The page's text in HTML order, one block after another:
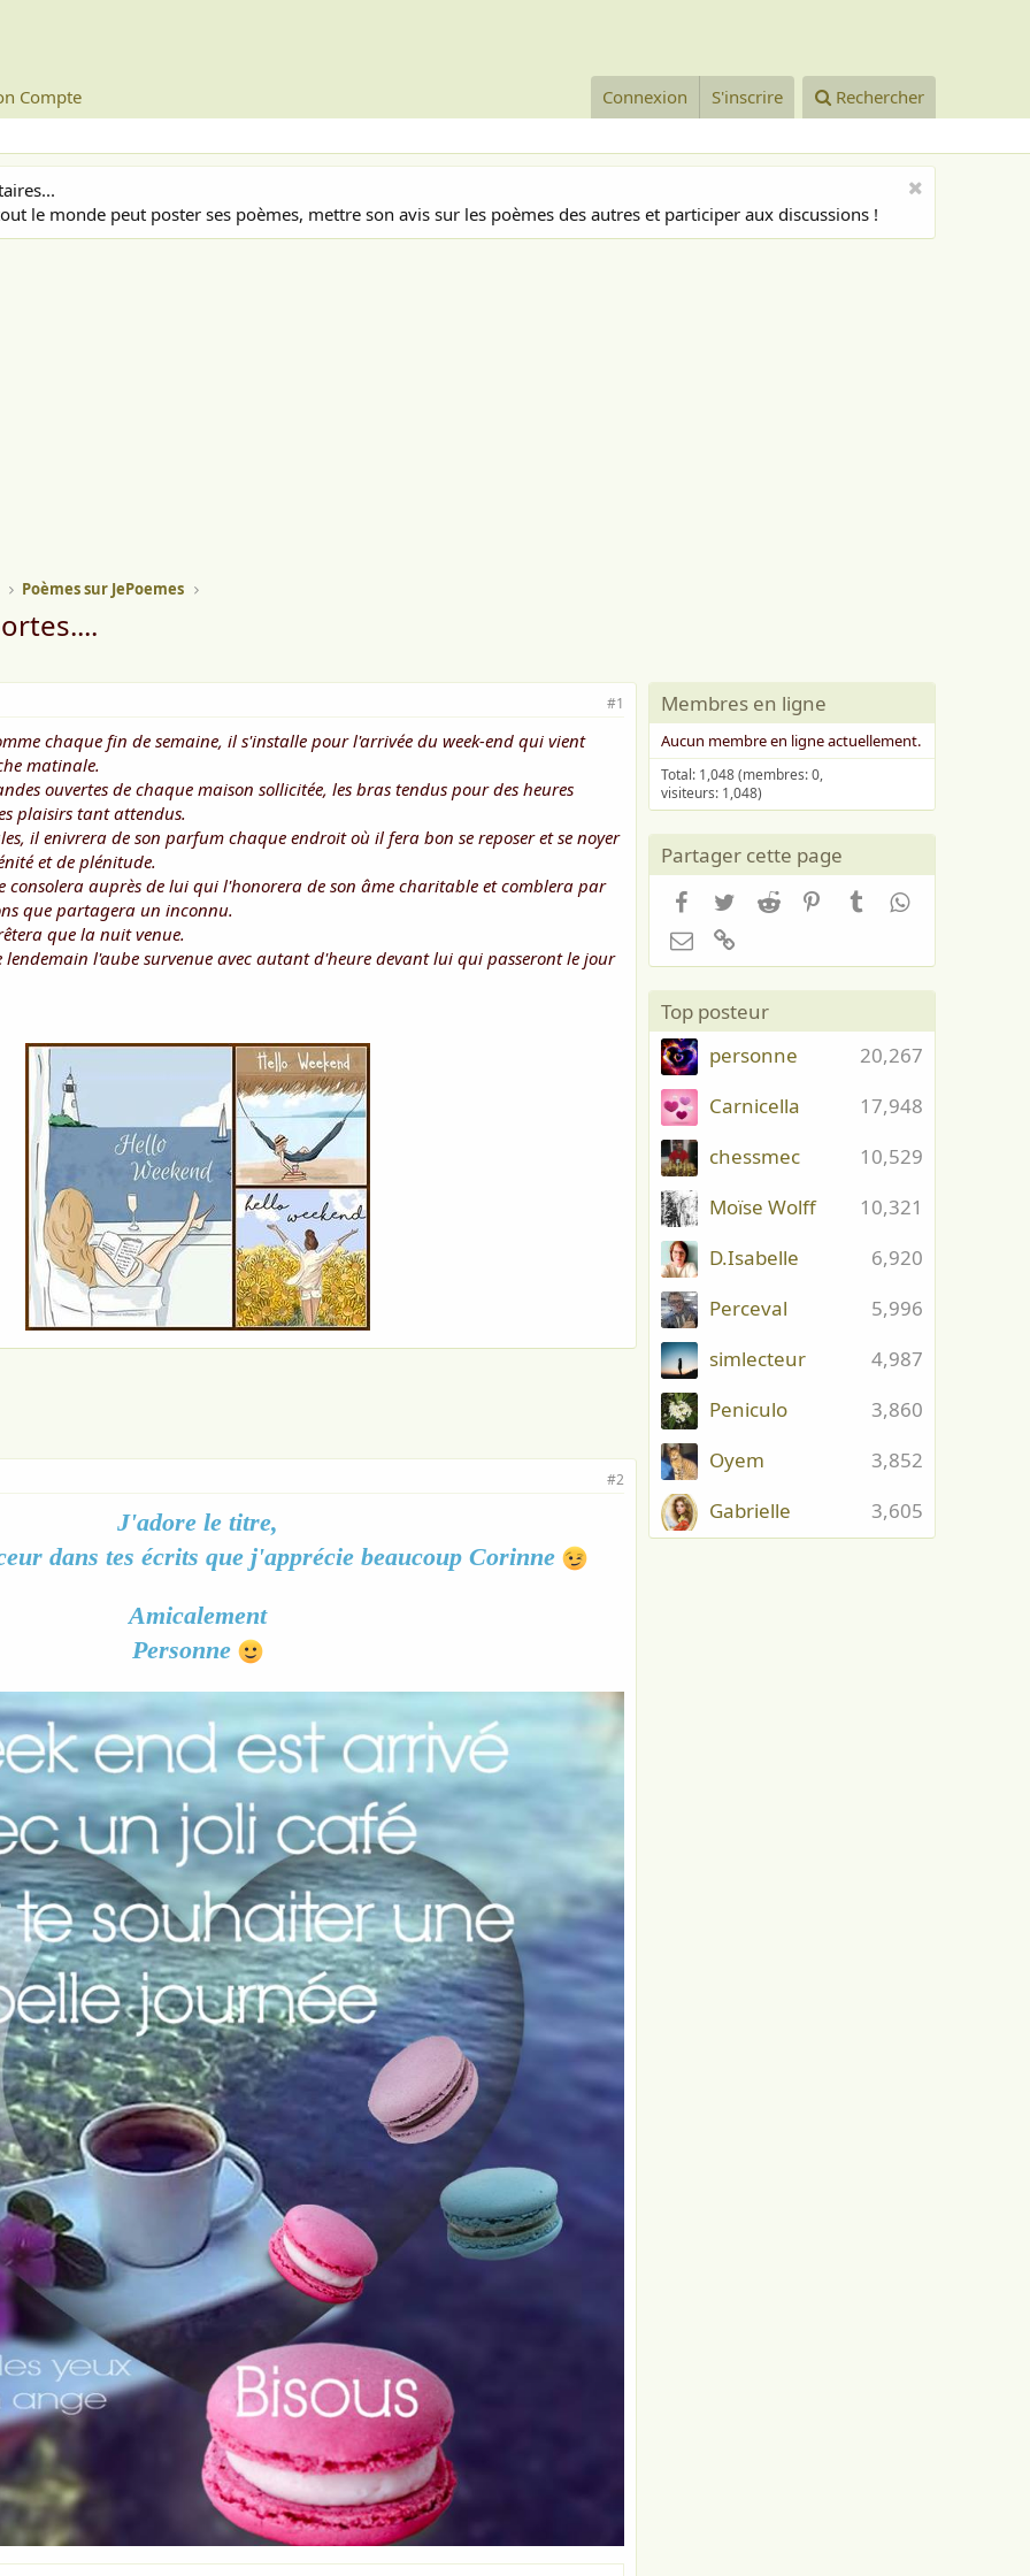
Compte Connexion S'inscrire Rechercher
le monde peut poster ses poèmes, mettre son avis sur les poèmes des autres et participer aux discussions !
Poèmes sur JePoemes
#1
chaque fin de semaine, il s'installe pour l'arrivée du week-end qui vient
matinale.
ouvertes de chaque maison sollicitée, les bras tendus pour des heures
plaisirs tant attendus.
il enivrera de son parfum chaque endroit où il fera bon se reposer et se noyer
et de plénitude.
consolera auprès de lui qui l'honorera de son âme charitable et comblera par
que partagera un inconnu.
que la nuit venue.
l'aube survenue avec autant d'heure devant lui qui passeront le jour
#2
J'adore le titre,
dans tes écrits que j'apprécie beaucoup Corinne
Amicalement
Personne
Membres en ligne
Aucun membre en ligne actuellement.
Total: 1,048 (membres: 0,
visiteurs: 1,048)
Partager cette page
Facebook
TwitterReddit PinterestTumblrWhatsApp
Email
Top posteur
20,267
personne
17,948
Carnicella
10,529
chessmec
10,321
Moïse Wolff
6,920
D.Isabelle
5,996
Perceval
4,987
simlecteur
3,860
Peniculo
3,852
Oyem
3,605
Gabrielle